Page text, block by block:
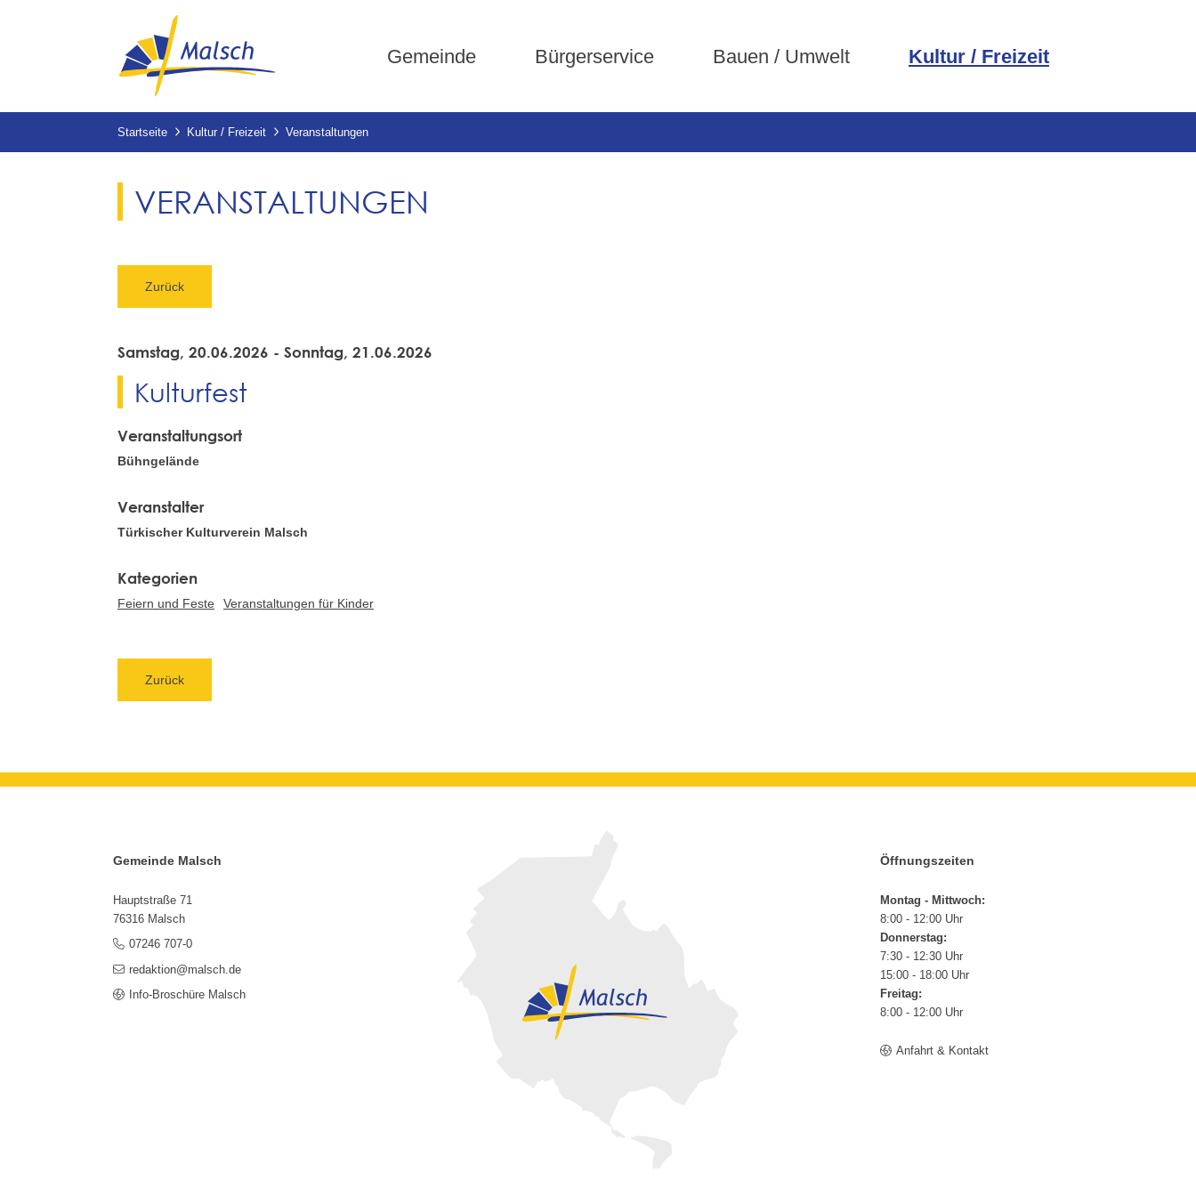
Gemeinde Bürgerservice Bauen / Umwelt Kultur / Freizeit
Startseite Kultur / Freizeit Veranstaltungen
VERANSTALTUNGEN
Zurück
Samstag, 20.06.2026 - Sonntag, 21.06.2026
Kulturfest
Veranstaltungsort
Bühngelände
Veranstalter
Türkischer Kulturverein Malsch
Feiern und Feste Veranstaltungen für Kinder
Zurück
Gemeinde Malsch
Hauptstraße 71
76316 Malsch
07246 707-0
redaktion@malsch.de
Info-Broschüre Malsch
Öffnungszeiten
Montag - Mittwoch:
8:00 - 12:00 Uhr
Donnerstag:
7:30 - 12:30 Uhr
15:00 - 18:00 Uhr
Freitag:
8:00 - 12:00 Uhr
Anfahrt & Kontakt